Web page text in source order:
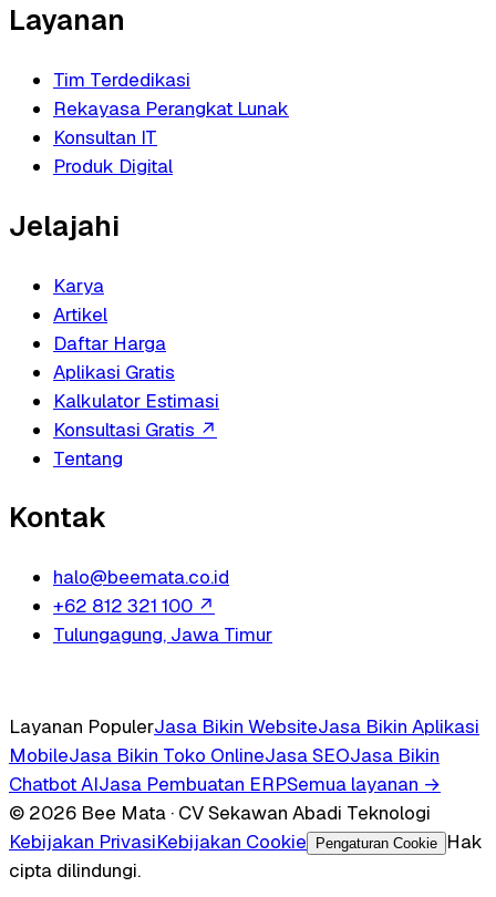
Layanan
Tim Terdedikasi
Rekayasa Perangkat Lunak
Konsultan IT
Produk Digital
Jelajahi
Karya
Artikel
Daftar Harga
Aplikasi Gratis
Kalkulator Estimasi
Konsultasi Gratis ↗
Tentang
Kontak
halo@beemata.co.id
+62 812 321 100 ↗
Tulungagung, Jawa Timur
Layanan PopulerJasa Bikin WebsiteJasa Bikin Aplikasi
MobileJasa Bikin Toko OnlineJasa SEOJasa Bikin
Chatbot AIJasa Pembuatan ERPSemua layanan →
© 2026 Bee Mata · CV Sekawan Abadi Teknologi
Kebijakan PrivasiKebijakan Cookie Pengaturan Cookie
Hak
cipta dilindungi.